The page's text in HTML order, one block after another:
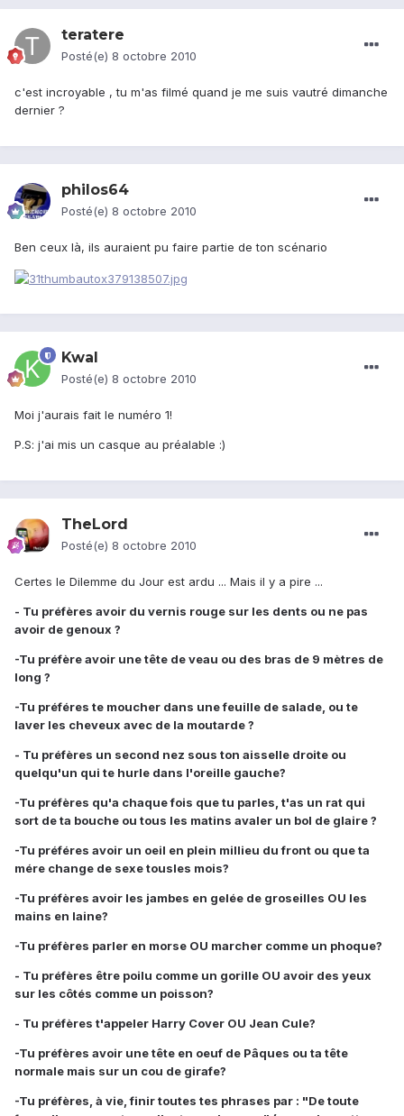
teratere
Posté(e) 8 octobre 2010
c'est incroyable , tu m'as filmé quand je me suis vautré dimanche
dernier ?
philos64
Posté(e) 8 octobre 2010
Ben ceux là, ils auraient pu faire partie de ton scénario
Kwal
Posté(e) 8 octobre 2010
Moi j'aurais fait le numéro 1!
P.S: j'ai mis un casque au préalable :)
TheLord
Posté(e) 8 octobre 2010
Certes le Dilemme du Jour est ardu ... Mais il y a pire ...
- Tu préfères avoir du vernis rouge sur les dents ou ne pas
avoir de genoux ?
-Tu préfère avoir une tête de veau ou des bras de 9 mètres de
long ?
-Tu préféres te moucher dans une feuille de salade, ou te
laver les cheveux avec de la moutarde ?
- Tu préfères un second nez sous ton aisselle droite ou
quelqu'un qui te hurle dans l'oreille gauche?
-Tu préfères qu'a chaque fois que tu parles, t'as un rat qui
sort de ta bouche ou tous les matins avaler un bol de glaire ?
-Tu préféres avoir un oeil en plein millieu du front ou que ta
mére change de sexe tousles mois?
-Tu préfères avoir les jambes en gelée de groseilles OU les
mains en laine?
-Tu préfères parler en morse OU marcher comme un phoque?
- Tu préfères être poilu comme un gorille OU avoir des yeux
sur les côtés comme un poisson?
- Tu préfères t'appeler Harry Cover OU Jean Cule?
-Tu préfères avoir une tête en oeuf de Pâques ou ta tête
normale mais sur un cou de girafe?
-Tu préfères, à vie, finir toutes tes phrases par : "De toute